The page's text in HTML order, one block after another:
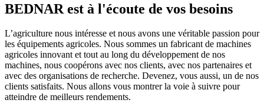
BEDNAR est à l'écoute de vos besoins
L’agriculture nous intéresse et nous avons une véritable passion pour
les équipements agricoles. Nous sommes un fabricant de machines
agricoles innovant et tout au long du développement de nos
machines, nous coopérons avec nos clients, avec nos partenaires et
avec des organisations de recherche. Devenez, vous aussi, un de nos
clients satisfaits. Nous allons vous montrer la voie à suivre pour
atteindre de meilleurs rendements.